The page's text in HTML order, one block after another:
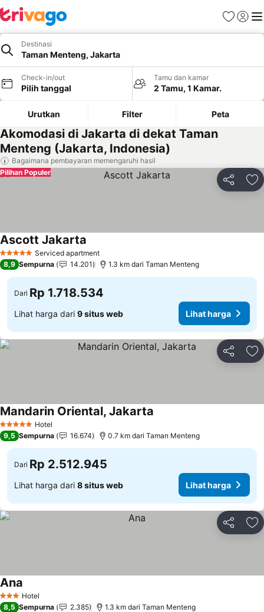
FavoritLogin
Destinasi
Taman Menteng, Jakarta
Check-in/out
Pilih tanggal
Tamu dan kamar
2 Tamu, 1 Kamar.
Urutkan Filter Peta
Akomodasi di Jakarta di dekat Taman
Menteng (Jakarta, Indonesia)
Bagaimana pembayaran memengaruhi hasil
Bagikan
Pilihan Populer
5 Bintang Serviced apartment
Ascott Jakarta
8,9 Sempurna 14.201 1.3 km dari Taman Menteng
Dari Rp 1.718.534
Lihat harga dari 9 situs web Lihat harga
Bagikan
5 Bintang Hotel
Mandarin Oriental, Jakarta
9,5 Sempurna 16.674 0.7 km dari Taman Menteng
Dari Rp 2.512.945
Lihat harga dari 8 situs web Lihat harga
Bagikan
3 BintangHotel
Ana
8,5 Sempurna 2.385 1.3 km dari Taman Menteng